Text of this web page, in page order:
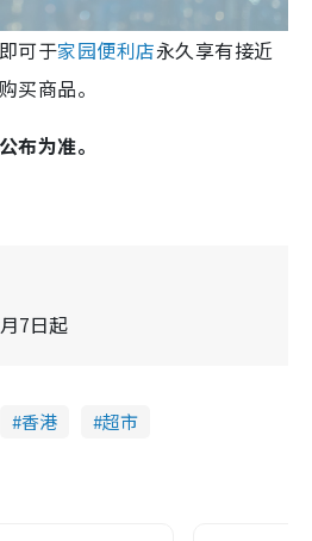
可于家园便利店永久享有接近
买商品。
布为准。
7日起
香港 超市